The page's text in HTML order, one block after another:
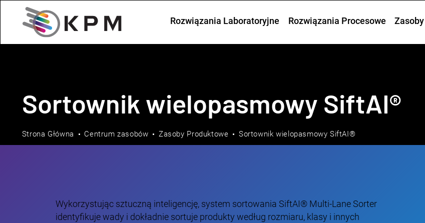
Rozwiązania Laboratoryjne Rozwiązania Procesowe Zasoby
Sortownik wielopasmowy SiftAI®
Strona Główna Centrum zasobów Zasoby Produktowe Sortownik wielopasmowy SiftAI®
Wykorzystując sztuczną inteligencję, system sortowania SiftAI® Multi-Lane Sorter
identyfikuje wady i dokładnie sortuje produkty według rozmiaru, klasy i innych